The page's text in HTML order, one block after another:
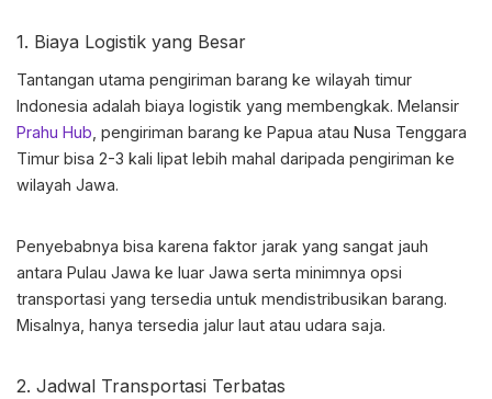
1. Biaya Logistik yang Besar
Tantangan utama pengiriman barang ke wilayah timur
Indonesia adalah biaya logistik yang membengkak. Melansir
Prahu Hub , pengiriman barang ke Papua atau Nusa Tenggara
Timur bisa 2-3 kali lipat lebih mahal daripada pengiriman ke
wilayah Jawa.
Penyebabnya bisa karena faktor jarak yang sangat jauh
antara Pulau Jawa ke luar Jawa serta minimnya opsi
transportasi yang tersedia untuk mendistribusikan barang.
Misalnya, hanya tersedia jalur laut atau udara saja.
2. Jadwal Transportasi Terbatas